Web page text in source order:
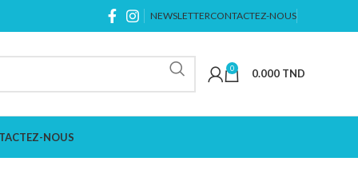
NEWSLETTERCONTACTEZ-NOUS
0 0.000 TND
NOUS